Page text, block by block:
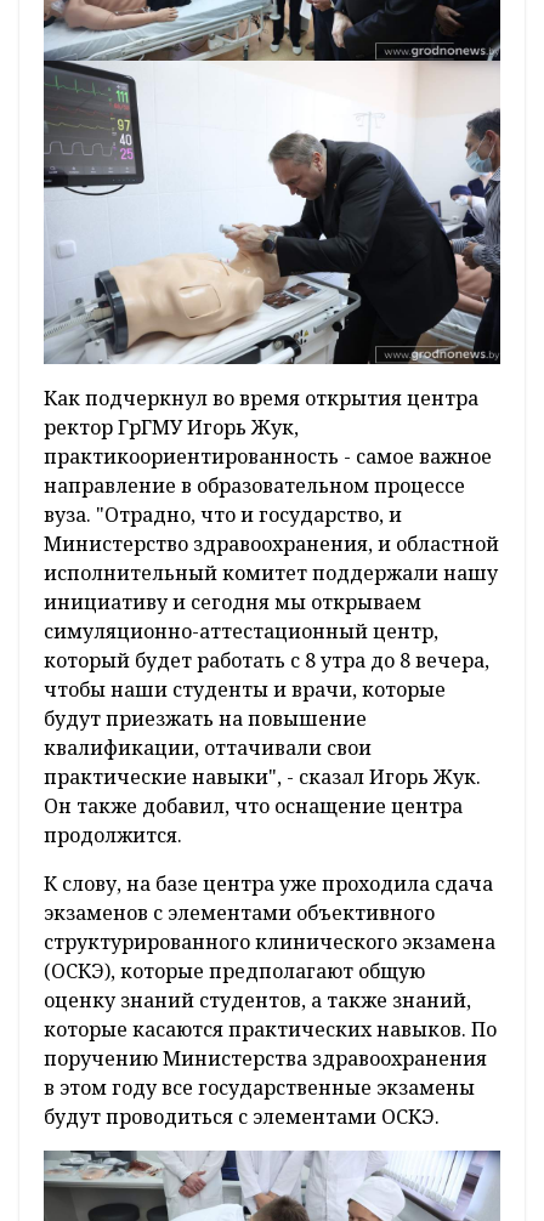
Как подчеркнул во время открытия центра
ректор ГрГМУ Игорь Жук,
практикоориентированность - самое важное
направление в образовательном процессе
вуза. "Отрадно, что и государство, и
Министерство здравоохранения, и областной
исполнительный комитет поддержали нашу
инициативу и сегодня мы открываем
симуляционно-аттестационный центр,
который будет работать с 8 утра до 8 вечера,
чтобы наши студенты и врачи, которые
будут приезжать на повышение
квалификации, оттачивали свои
практические навыки", - сказал Игорь Жук.
Он также добавил, что оснащение центра
продолжится.
К слову, на базе центра уже проходила сдача
экзаменов с элементами объективного
структурированного клинического экзамена
(ОСКЭ), которые предполагают общую
оценку знаний студентов, а также знаний,
которые касаются практических навыков. По
поручению Министерства здравоохранения
в этом году все государственные экзамены
будут проводиться с элементами ОСКЭ.